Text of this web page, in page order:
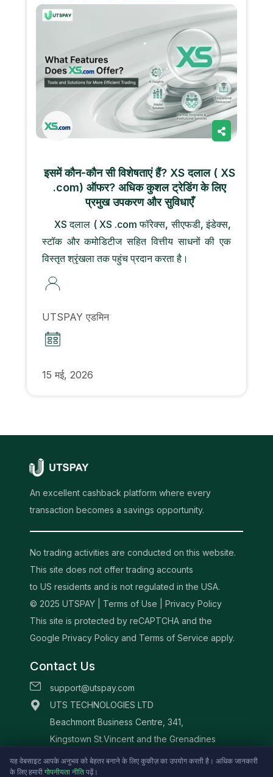
इसमें कौन-कौन सी विशेषताएं हैं? XS दलाल ( XS
.com) ऑफर? अधिक कुशल ट्रेडिंग के लिए
प्रमुख उपकरण और सुविधाएँ
XS दलाल ( XS .com फॉरेक्स, सीएफडी, इंडेक्स,
स्टॉक और कमोडिटीज सहित वित्तीय साधनों की एक
विस्तृत श्रृंखला तक पहुंच प्रदान करता है।
UTSPAY एडमिन
15 मई, 2026
An excellent cashback platform where every
transaction becomes a savings opportunity.
No trading activities are conducted on this website.
This site does not offer trading accounts
to US residents and is not regulated in the USA.
© 2025 UTSPAY | Terms of Use
Privacy Policy
This site is protected by reCAPTCHA and the
Google Privacy Policy and Terms of Service apply.
Contact Us
support@utspay.com
UTS TECHNOLOGIES LTD
Beachmont Business Centre, 341,
Kingstown St.Vincent and the Grenadines
यह वेबसाइट आपके अनुभव को बेहतर बनाने के लिए कुकीज़ का उपयोग करती है। अधिक जानकारी
के लिए हमारी गोपनीयता नीति पढ़ें।